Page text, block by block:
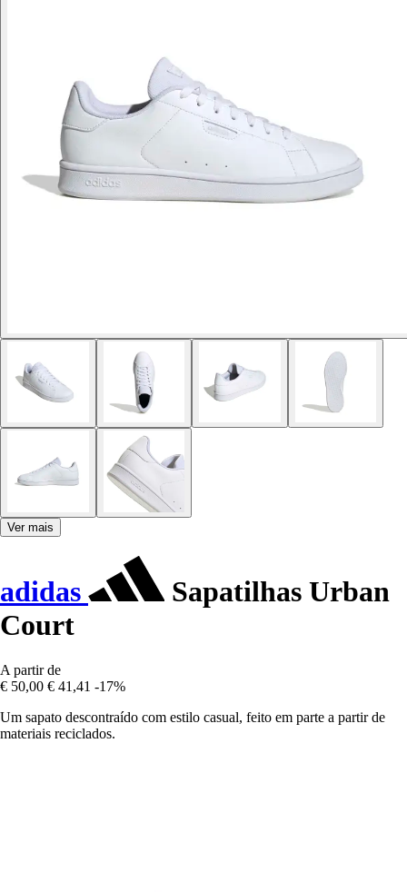
Ver mais
adidas
Sapatilhas Urban
Court
A partir de
€ 50,00 € 41,41 -17%
Um sapato descontraído com estilo casual, feito em parte a partir de
materiais reciclados.